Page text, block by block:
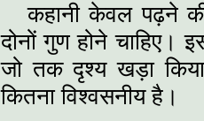
कहानी केवल पढ़ने
दोनों गुण होने चाहिए।
जो तक दृश्‍य खड़ा
कितना विश्‍वसनीय है।